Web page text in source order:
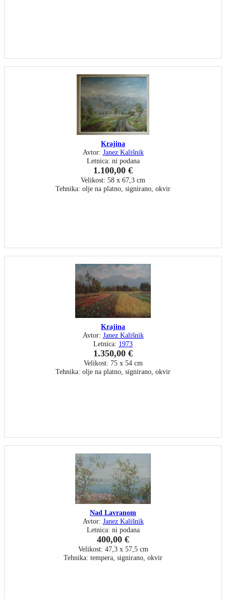
Krajina
Avtor: Janez Kališnik
Letnica: ni podana
1.100,00 €
Velikost: 58 x 67,3 cm
Tehnika: olje na platno, signirano, okvir
Krajina
Avtor: Janez Kališnik
Letnica: 1973
1.350,00 €
Velikost: 75 x 54 cm
Tehnika: olje na platno, signirano, okvir
Nad Lavranom
Avtor: Janez Kališnik
Letnica: ni podana
400,00 €
Velikost: 47,3 x 57,5 cm
Tehnika: tempera, signirano, okvir